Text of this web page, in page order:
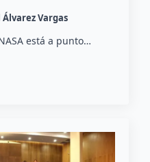
Vargas
está a punto…